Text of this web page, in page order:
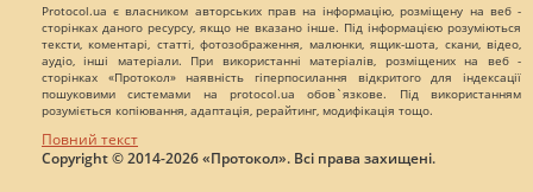
Protocol.ua є власником авторських прав на інформацію, розміщену на веб -
сторінках даного ресурсу, якщо не вказано інше. Під інформацією розуміються
тексти, коментарі, статті, фотозображення, малюнки, ящик-шота, скани, відео,
аудіо, інші матеріали. При використанні матеріалів, розміщених на веб -
сторінках «Протокол» наявність гіперпосилання відкритого для індексації
пошуковими системами на protocol.ua обов`язкове. Під використанням
розуміється копіювання, адаптація, рерайтинг, модифікація тощо.
Повний текст
Copyright © 2014-2026 «Протокол». Всі права захищені.